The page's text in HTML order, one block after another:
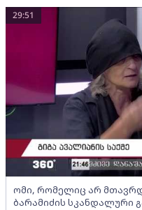
ომი, რომელიც არ
ბარამიძის სკანდალური
29:51